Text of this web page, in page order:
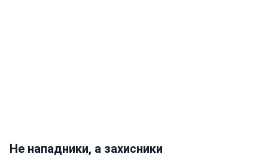
Не нападники, а захисники